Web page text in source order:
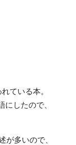
ている本。
したので、
多いので、